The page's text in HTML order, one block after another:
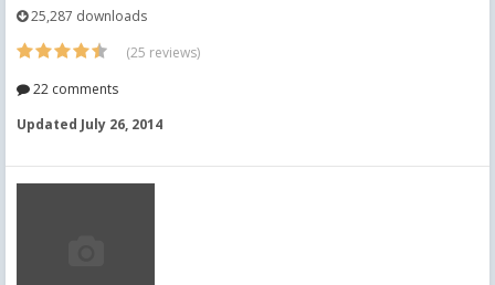
25,287 downloads
(25 reviews)
22 comments
Updated July 26, 2014